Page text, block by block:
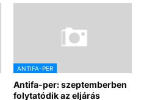
ANTIFA-PER
Antifa-per: szeptemberben
folytatódik az eljárás